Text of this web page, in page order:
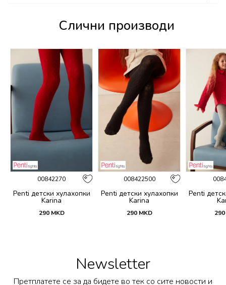
Слични производи
00842270
Penti детски хулахопки
Karina
290 MKD
008422500
Penti детски хулахопки
Karina
290 MKD
Penti
290
Newsletter
Претплатете се за да бидете во тек со сите новости и